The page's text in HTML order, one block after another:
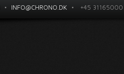
• INFO@CHRONO.DK • +45 31165000